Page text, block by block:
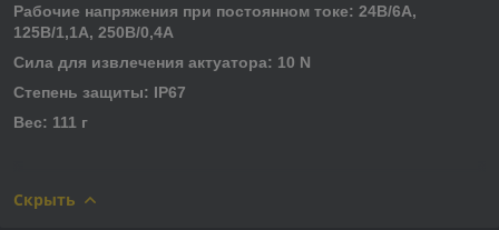
Рабочие напряжения при постоянном токе: 24В/6А,
125В/1,1А, 250В/0,4А
Сила для извлечения актуатора: 10 N
Степень защиты: IP67
Вес: 111 г
Скрыть